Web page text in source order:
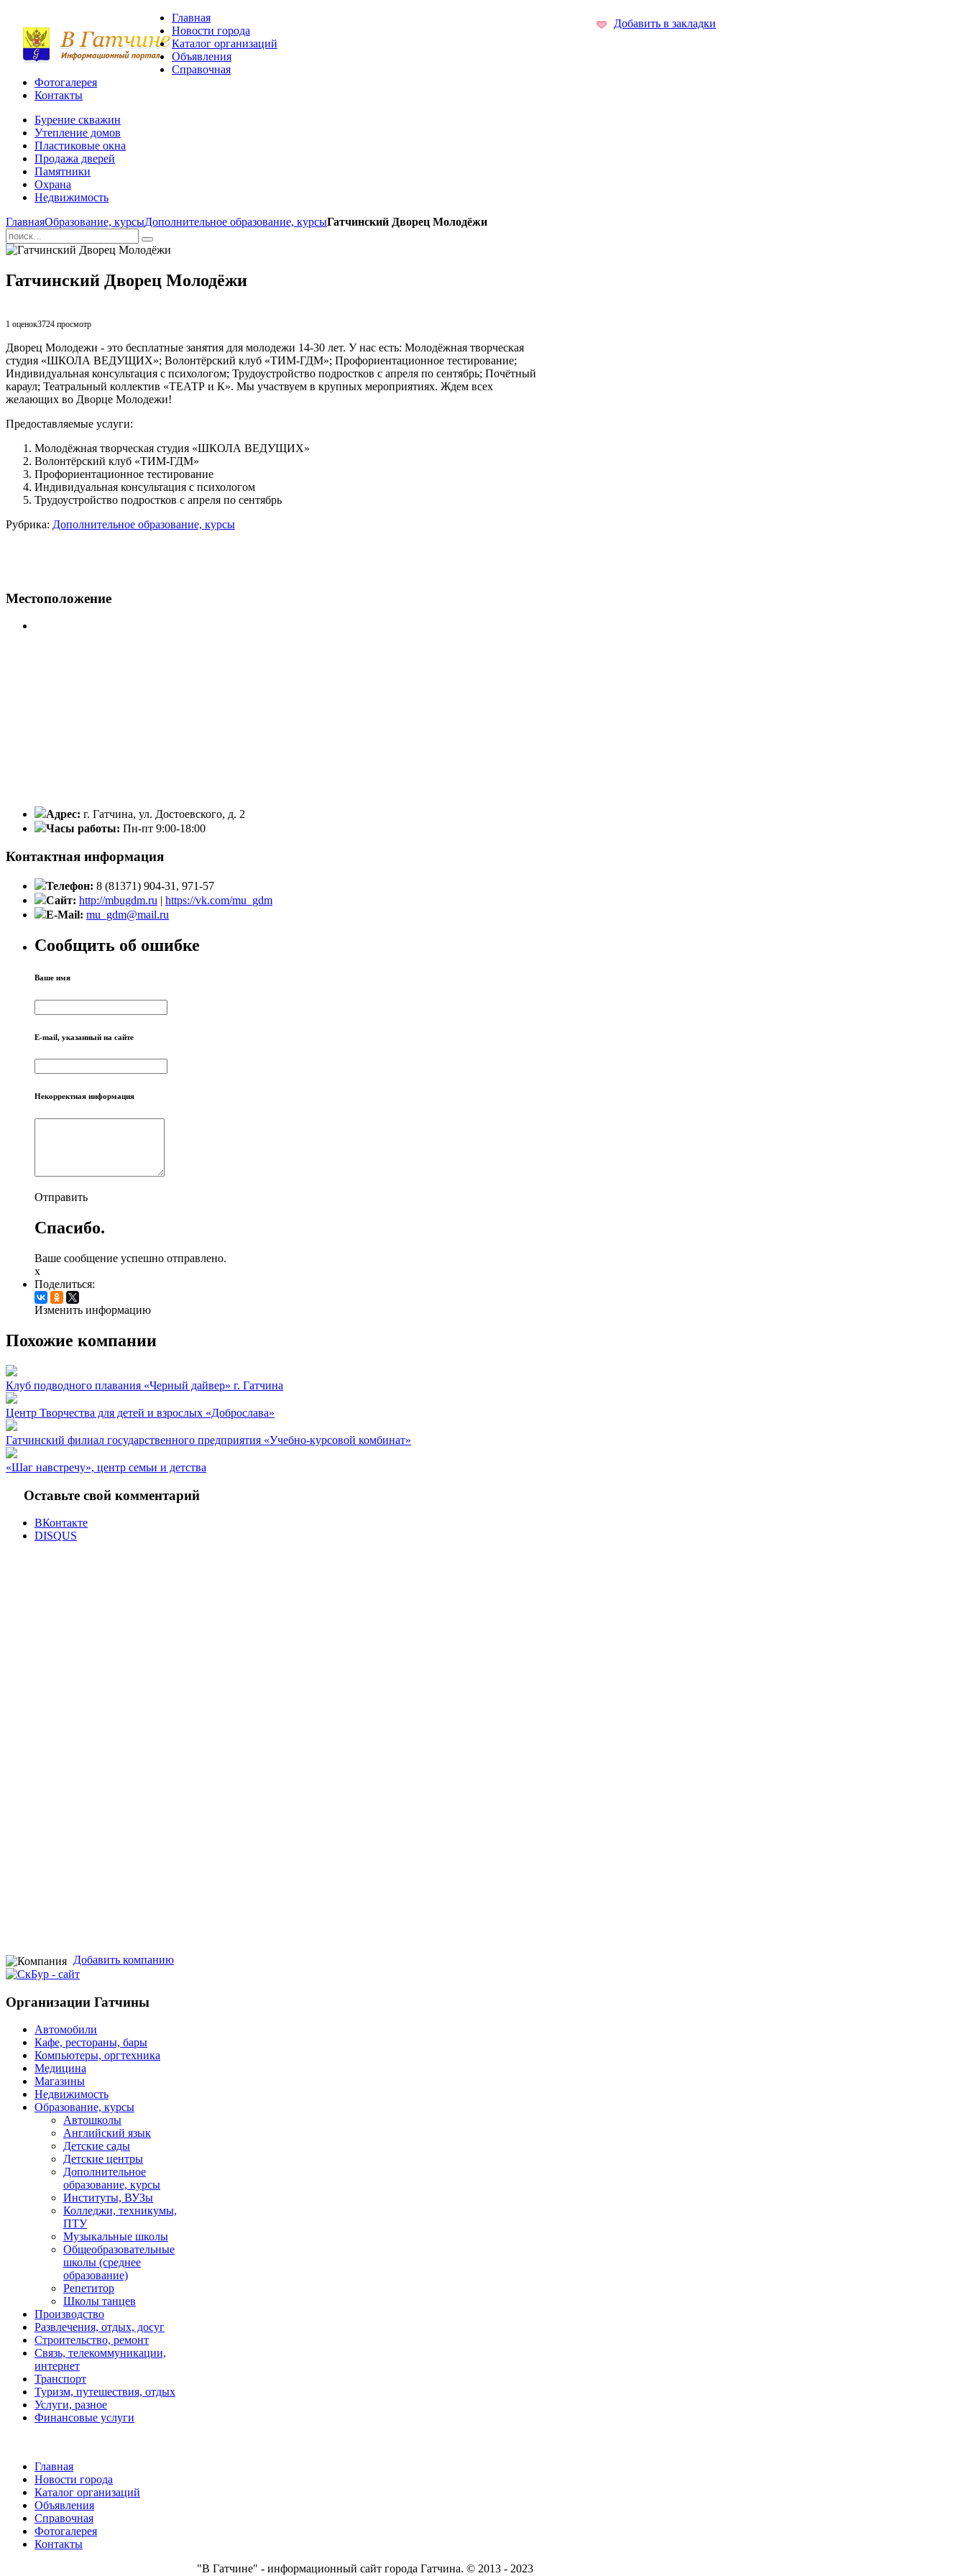
Добавить в закладки
Главная
Новости города
Каталог организаций
Объявления
Справочная
Фотогалерея
Контакты
Бурение скважин
Утепление домов
Пластиковые окна
Продажа дверей
Памятники
Охрана
Недвижимость
ГлавнаяОбразование, курсыДополнительное образование, курсыГатчинский Дворец Молодёжи
Гатчинский Дворец Молодёжи
1 оценок3724 просмотр
Дворец Молодежи - это бесплатные занятия для молодежи 14-30 лет. У нас есть: Молодёжная творческая
студия «ШКОЛА ВЕДУЩИХ»; Волонтёрский клуб «ТИМ-ГДМ»; Профориентационное тестирование;
Индивидуальная консультация с психологом; Трудоустройство подростков с апреля по сентябрь; Почётный
караул; Театральный коллектив «ТЕАТР и К». Мы участвуем в крупных мероприятиях. Ждем всех
желающих во Дворце Молодежи!
Предоставляемые услуги:
Молодёжная творческая студия «ШКОЛА ВЕДУЩИХ»
Волонтёрский клуб «ТИМ-ГДМ»
Профориентационное тестирование
Индивидуальная консультация с психологом
Трудоустройство подростков с апреля по сентябрь
Рубрика: Дополнительное образование, курсы
Местоположение
Адрес: г. Гатчина, ул. Достоевского, д. 2
Часы работы: Пн-пт 9:00-18:00
Контактная информация
Телефон: 8 (81371) 904-31, 971-57
Сайт: http://mbugdm.ru | https://vk.com/mu_gdm
E-Mail: mu_gdm@mail.ru
Сообщить об ошибке
Ваше имя
E-mail, указанный на сайте
Некорректная информация
Отправить
Спасибо.
Ваше сообщение успешно отправлено.
x
Поделиться:
Изменить информацию
Похожие компании
Клуб подводного плавания «Черный дайвер» г. Гатчина
Центр Творчества для детей и взрослых «Доброслава»
Гатчинский филиал государственного предприятия «Учебно-курсовой комбинат»
«Шаг навстречу», центр семьи и детства
Оставьте свой комментарий
ВКонтакте
DISQUS
Добавить компанию
Организации Гатчины
Автомобили
Кафе, рестораны, бары
Компьютеры, оргтехника
Медицина
Магазины
Недвижимость
Образование, курсы
Автошколы
Английский язык
Детские сады
Детские центры
Дополнительное
образование, курсы
Институты, ВУЗы
Колледжи, техникумы,
ПТУ
Музыкальные школы
Общеобразовательные
школы (среднее
образование)
Репетитор
Школы танцев
Производство
Развлечения, отдых, досуг
Строительство, ремонт
Связь, телекоммуникации,
интернет
Транспорт
Туризм, путешествия, отдых
Услуги, разное
Финансовые услуги
Главная
Новости города
Каталог организаций
Объявления
Справочная
Фотогалерея
Контакты
"В Гатчине" - информационный сайт города Гатчина. © 2013 - 2023